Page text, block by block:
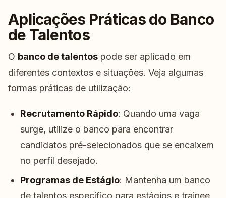
Aplicações Práticas do Banco
de Talentos
O banco de talentos pode ser aplicado em
diferentes contextos e situações. Veja algumas
formas práticas de utilização:
Recrutamento Rápido: Quando uma vaga
surge, utilize o banco para encontrar
candidatos pré-selecionados que se encaixem
no perfil desejado.
Programas de Estágio: Mantenha um banco
de talentos específico para estágios e trainee,